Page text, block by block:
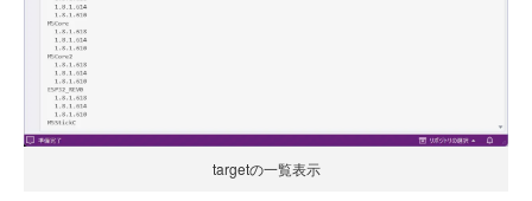
targetの一覧表示